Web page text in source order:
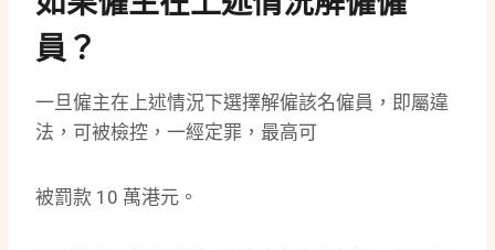
員？
一旦僱主在上述情況下選擇解僱該名僱員，即屬違
法，可被檢控，一經定罪，最高可
被罰款 10 萬港元。